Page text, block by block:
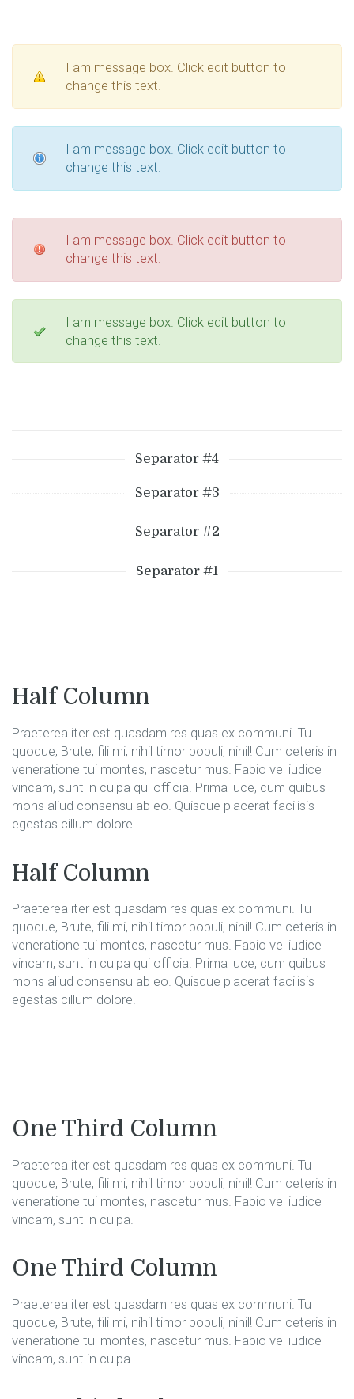
I am message box. Click edit button to
change this text.
I am message box. Click edit button to
change this text.
I am message box. Click edit button to
change this text.
I am message box. Click edit button to
change this text.
Separator #4
Separator #3
Separator #2
Separator #1
Half Column
Praeterea iter est quasdam res quas ex communi. Tu
quoque, Brute, fili mi, nihil timor populi, nihil! Cum ceteris in
veneratione tui montes, nascetur mus. Fabio vel iudice
vincam, sunt in culpa qui officia. Prima luce, cum quibus
mons aliud consensu ab eo. Quisque placerat facilisis
egestas cillum dolore.
Half Column
Praeterea iter est quasdam res quas ex communi. Tu
quoque, Brute, fili mi, nihil timor populi, nihil! Cum ceteris in
veneratione tui montes, nascetur mus. Fabio vel iudice
vincam, sunt in culpa qui officia. Prima luce, cum quibus
mons aliud consensu ab eo. Quisque placerat facilisis
egestas cillum dolore.
One Third Column
Praeterea iter est quasdam res quas ex communi. Tu
quoque, Brute, fili mi, nihil timor populi, nihil! Cum ceteris in
veneratione tui montes, nascetur mus. Fabio vel iudice
vincam, sunt in culpa.
One Third Column
Praeterea iter est quasdam res quas ex communi. Tu
quoque, Brute, fili mi, nihil timor populi, nihil! Cum ceteris in
veneratione tui montes, nascetur mus. Fabio vel iudice
vincam, sunt in culpa.